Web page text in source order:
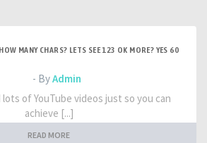
MANY CHARS? LETS SEE 123 OK MORE? YES 60
- ByAdmin
of YouTube videos just so you can
achieve [...]
READ MORE